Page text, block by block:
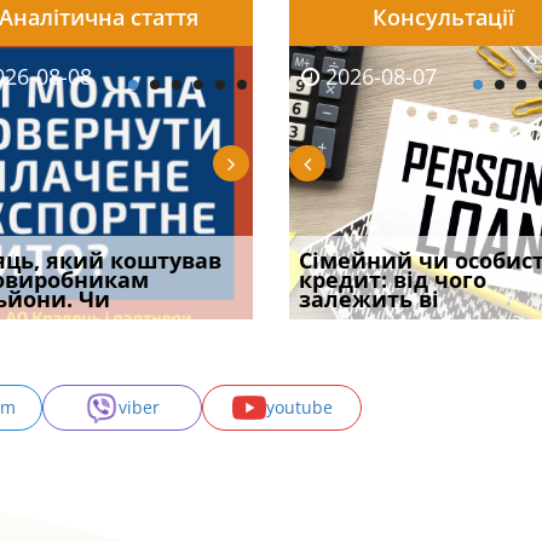
06
встановив для
шкоди
2026-08-06
Документи, на яких не
проставляється
апостиль: пер
Аналітична стаття
08-08
який коштував
Чи
2026-08-07
Огляд практики ВС від
Ростислава Кравця, що
опублі
Консультації
2026-08-05
потрібна ФОП
у 2026 році:
засто
2026-08-07
Сімейний чи
кредит: від чого
залежить ві
2026-07-30
Восьмий ААС
підтвердив, що
може скас
viber youtube